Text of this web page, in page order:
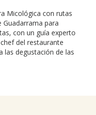
Micológica con rutas
Guadarrama para
con un guía experto
del restaurante
las degustación de las